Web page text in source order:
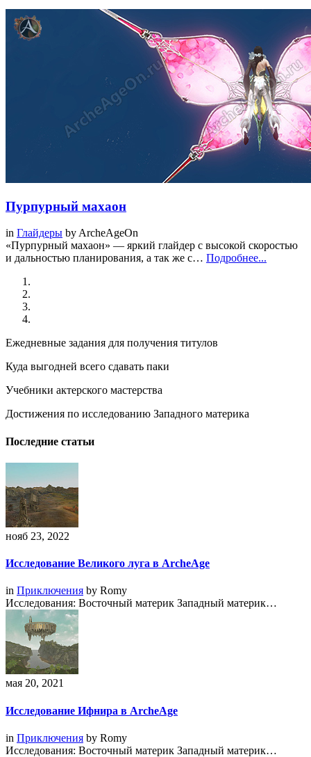
Пурпурный махаон
in Глайдеры by ArcheAgeOn
«Пурпурный махаон» — яркий глайдер с высокой скоростью
и дальностью планирования, а так же с… Подробнее...
Ежедневные задания для получения титулов
Куда выгодней всего сдавать паки
Учебники актерского мастерства
Достижения по исследованию Западного материка
Последние статьи
нояб 23, 2022
Исследование Великого луга в ArcheAge
in Приключения by Romy
Исследования: Восточный материк Западный материк…
мая 20, 2021
Исследование Ифнира в ArcheAge
in Приключения by Romy
Исследования: Восточный материк Западный материк…